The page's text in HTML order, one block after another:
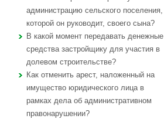
администрацию сельского поселения,
которой он руководит, своего сына?
В какой момент передавать денежные
средства застройщику для участия в
долевом строительстве?
Как отменить арест, наложенный на
имущество юридического лица в
рамках дела об административном
правонарушении?